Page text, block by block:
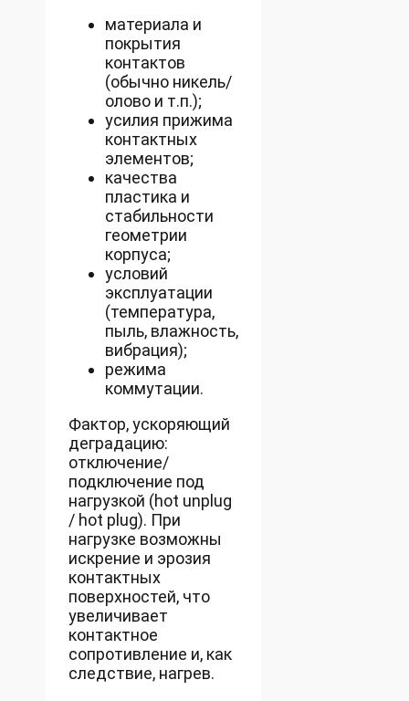
материала и
покрытия
контактов
(обычно никель/
олово и т.п.);
усилия прижима
контактных
элементов;
качества
пластика и
стабильности
геометрии
корпуса;
условий
эксплуатации
(температура,
пыль, влажность,
вибрация);
режима
коммутации.
Фактор, ускоряющий
деградацию:
отключение/
подключение под
нагрузкой (hot unplug
/ hot plug). При
нагрузке возможны
искрение и эрозия
контактных
поверхностей, что
увеличивает
контактное
сопротивление и, как
следствие, нагрев.